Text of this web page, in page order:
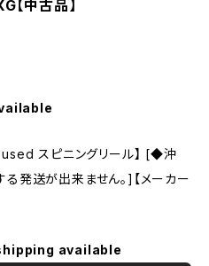
中古品】
スピニングリール】 [◆沖
発送が出来ません。]【メーカー
available